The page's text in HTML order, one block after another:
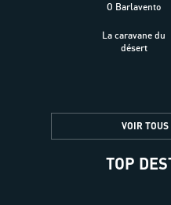
O Barlavento
La caravane du
désert
VOIR TOUS
TOP